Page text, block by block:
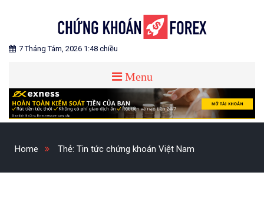
CHỨNG KHOÁN FOREX
Blog chia sẻ về Chứng Khoán và Forex
7 Tháng Tám, 2026 1:48 chiều
Menu
Home Thẻ: Tin tức chứng khoán Việt Nam